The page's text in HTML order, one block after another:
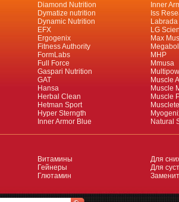
Diamond Nutrition
Dymatize nutrition
Dynamic Nutrition
EFX
Ergogenix
Fitness Authority
FormLabs
Full Force
Gaspari Nutrition
GAT
Hansa
Herbal Clean
Hetman Sport
Hyper Sterngth
Inner Armor Blue
Inner
Iss
Labrada
LG
Max
Megabol
MHP
Mmusa
Muscle
Muscle
Muscle
Natural
Витамины
Гейнеры
Глютамин
Для
Для